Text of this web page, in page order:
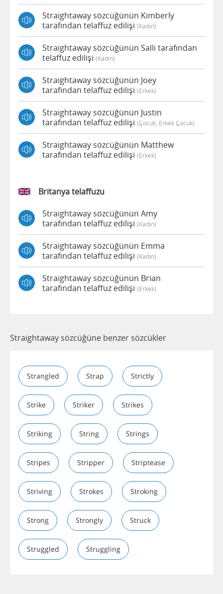
Straightaway sözcüğünün Kimberly
tarafından telaffuz edilişi (kadın)
Straightaway sözcüğünün Salli tarafından
telaffuz edilişi (kadın)
Straightaway sözcüğünün Joey
tarafından telaffuz edilişi (erkek)
Straightaway sözcüğünün Justin
tarafından telaffuz edilişi (çocuk, Erkek Çocuk)
Straightaway sözcüğünün Matthew
tarafından telaffuz edilişi (erkek)
Britanya telaffuzu
Straightaway sözcüğünün Amy
tarafından telaffuz edilişi (kadın)
Straightaway sözcüğünün Emma
tarafından telaffuz edilişi (kadın)
Straightaway sözcüğünün Brian
tarafından telaffuz edilişi (erkek)
Straightaway sözcüğüne benzer sözcükler
Strangled Strap Strictly
Strike Striker Strikes
Striking String Strings
Stripes Stripper Striptease
Striving Strokes Stroking
Strong Strongly Struck
Struggled Struggling